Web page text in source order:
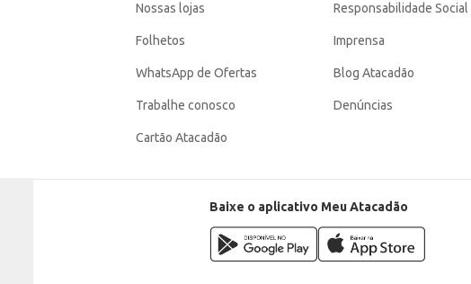
Nossas lojas
Folhetos
WhatsApp de Ofertas
Trabalhe conosco
Cartão Atacadão
Responsabilidade Social
Imprensa
Blog Atacadão
Denúncias
Baixe o aplicativo Meu Atacadão